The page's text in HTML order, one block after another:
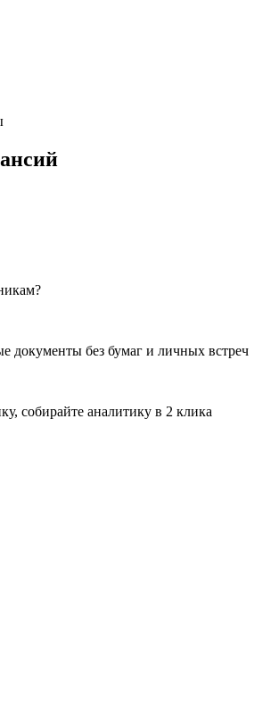
документы без бумаг и личных встреч
собирайте аналитику в 2 клика